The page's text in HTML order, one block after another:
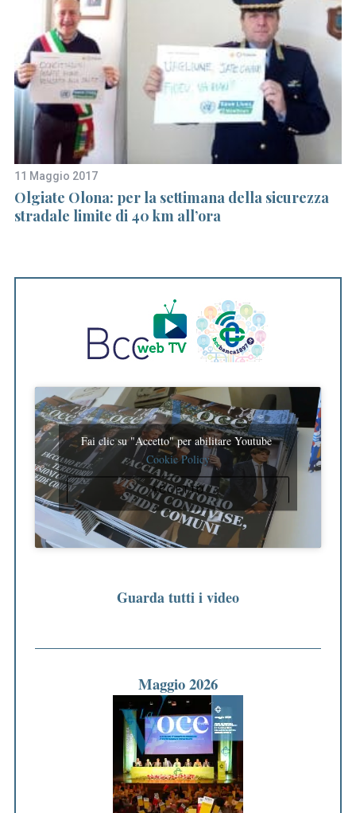
11 Maggio 2017
Olgiate Olona: per la settimana della sicurezza
stradale limite di 40 km all’ora
Fai clic su "Accetto" per abilitare Youtube
Cookie Policy
ACCETTO
Guarda tutti i video
Maggio 2026
r
c
h
f
o
r